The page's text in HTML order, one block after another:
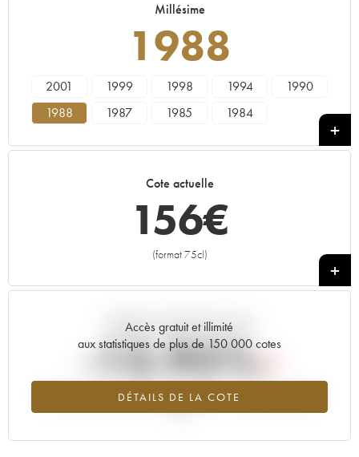
Millésime
1988
2001 1999 1998 1994
1990
1988
1987 1985 1984
Cote actuelle
156€
(format 75cl)
+
Accès gratuit et illimité
aux statistiques de plus de 150 000 cotes
DÉTAILS DE LA COTE
Tendance actuelle de la cote
-13.95%
Tendance à la baisse du millésime 1988 en 2026 par rapport à